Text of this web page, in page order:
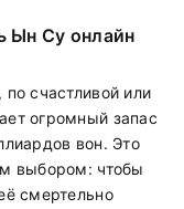
Ын Су онлайн
счастливой или
огромный запас
вон. Это
выбором: чтобы
смертельно